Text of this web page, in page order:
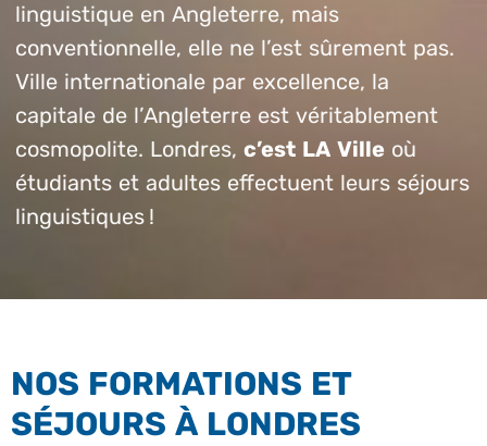
linguistique en Angleterre, mais
conventionnelle, elle ne l’est sûrement pas.
Ville internationale par excellence, la
capitale de l’Angleterre est véritablement
cosmopolite. Londres, c’est LA Ville où
étudiants et adultes effectuent leurs séjours
linguistiques !
NOS FORMATIONS ET
SÉJOURS À LONDRES